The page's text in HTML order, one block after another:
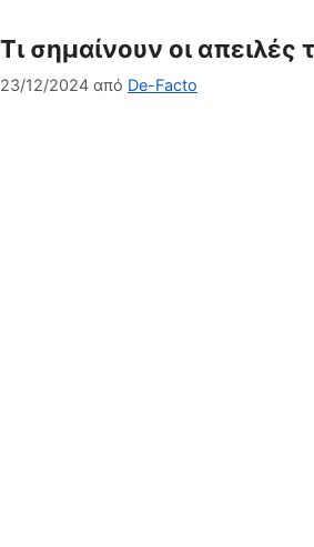
Τι σημαίνουν οι
23/12/2024 από De-Facto